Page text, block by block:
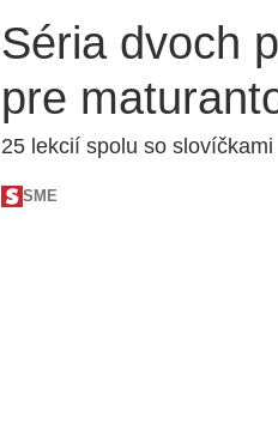
Séria dvoch
pre
25 lekcií spolu so slovíčkami
SME